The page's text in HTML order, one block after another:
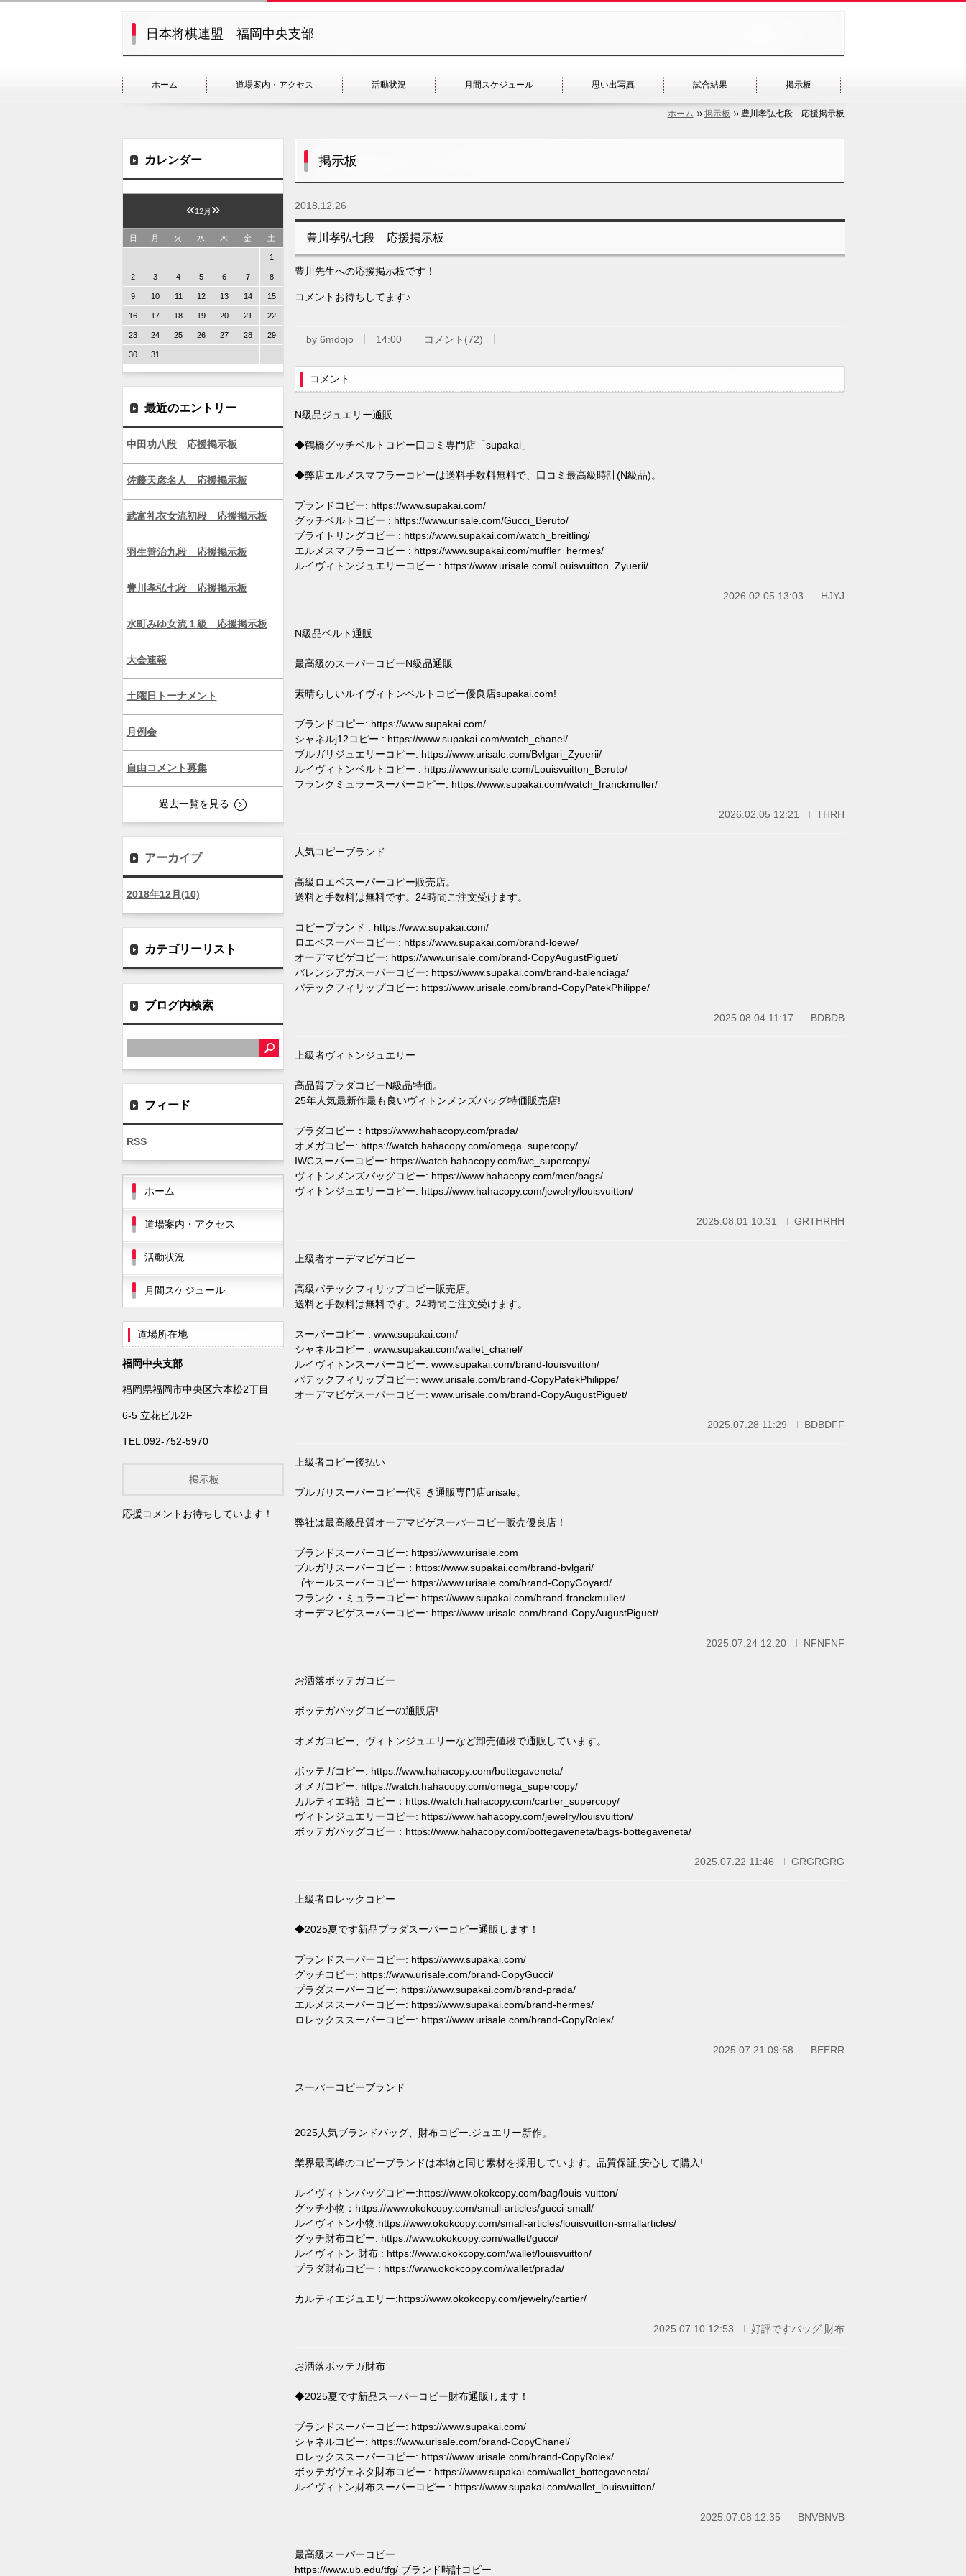
日本将棋連盟 福岡中央支部
ホーム 道場案内・アクセス 活動状況 月間スケジュール 思い出写真 試合結果 掲示板
ホーム 掲示板 豊川孝弘七段 応援掲示板
掲示板
2018.12.26
豊川孝弘七段 応援掲示板
豊川先生への応援掲示板です！
コメントお待ちしてます♪
by 6mdojo 14:00 コメント(72)
コメント
N級品ジュエリー通販
◆鶴橋グッチベルトコピー口コミ専門店「supakai」
◆弊店エルメスマフラーコピーは送料手数料無料で、口コミ最高級時計(N級品)。
ブランドコピー: https://www.supakai.com/
グッチベルトコピー : https://www.urisale.com/Gucci_Beruto/
ブライトリングコピー : https://www.supakai.com/watch_breitling/
エルメスマフラーコピー : https://www.supakai.com/muffler_hermes/
ルイヴィトンジュエリーコピー : https://www.urisale.com/Louisvuitton_Zyuerii/
2026.02.05 13:03 HJYJ
N級品ベルト通販
最高級のスーパーコピーN級品通販
素晴らしいルイヴィトンベルトコピー優良店supakai.com!
ブランドコピー: https://www.supakai.com/
シャネルj12コピー : https://www.supakai.com/watch_chanel/
ブルガリジュエリーコピー: https://www.urisale.com/Bvlgari_Zyuerii/
ルイヴィトンベルトコピー : https://www.urisale.com/Louisvuitton_Beruto/
フランクミュラースーパーコピー: https://www.supakai.com/watch_franckmuller/
2026.02.05 12:21 THRH
人気コピーブランド
高級ロエベスーパーコピー販売店。
送料と手数料は無料です。24時間ご注文受けます。
コピーブランド : https://www.supakai.com/
ロエベスーパーコピー : https://www.supakai.com/brand-loewe/
オーデマピゲコピー: https://www.urisale.com/brand-CopyAugustPiguet/
バレンシアガスーパーコピー: https://www.supakai.com/brand-balenciaga/
パテックフィリップコピー: https://www.urisale.com/brand-CopyPatekPhilippe/
2025.08.04 11:17 BDBDB
上級者ヴィトンジュエリー
高品質プラダコピーN級品特価。
25年人気最新作最も良いヴィトンメンズバッグ特価販売店!
プラダコピー：https://www.hahacopy.com/prada/
オメガコピー: https://watch.hahacopy.com/omega_supercopy/
IWCスーパーコピー: https://watch.hahacopy.com/iwc_supercopy/
ヴィトンメンズバッグコピー: https://www.hahacopy.com/men/bags/
ヴィトンジュエリーコピー: https://www.hahacopy.com/jewelry/louisvuitton/
2025.08.01 10:31 GRTHRHH
上級者オーデマピゲコピー
高級パテックフィリップコピー販売店。
送料と手数料は無料です。24時間ご注文受けます。
スーパーコピー : www.supakai.com/
シャネルコピー : www.supakai.com/wallet_chanel/
ルイヴィトンスーパーコピー: www.supakai.com/brand-louisvuitton/
パテックフィリップコピー: www.urisale.com/brand-CopyPatekPhilippe/
オーデマピゲスーパーコピー: www.urisale.com/brand-CopyAugustPiguet/
2025.07.28 11:29 BDBDFF
上級者コピー後払い
ブルガリスーパーコピー代引き通販専門店urisale。
弊社は最高級品質オーデマピゲスーパーコピー販売優良店！
ブランドスーパーコピー: https://www.urisale.com
ブルガリスーパーコピー：https://www.supakai.com/brand-bvlgari/
ゴヤールスーパーコピー: https://www.urisale.com/brand-CopyGoyard/
フランク・ミュラーコピー: https://www.supakai.com/brand-franckmuller/
オーデマピゲスーパーコピー: https://www.urisale.com/brand-CopyAugustPiguet/
2025.07.24 12:20 NFNFNF
お洒落ボッテガコピー
ボッテガバッグコピーの通販店!
オメガコピー、ヴィトンジュエリーなど卸売値段で通販しています。
ボッテガコピー: https://www.hahacopy.com/bottegaveneta/
オメガコピー: https://watch.hahacopy.com/omega_supercopy/
カルティエ時計コピー：https://watch.hahacopy.com/cartier_supercopy/
ヴィトンジュエリーコピー: https://www.hahacopy.com/jewelry/louisvuitton/
ボッテガバッグコピー：https://www.hahacopy.com/bottegaveneta/bags-bottegaveneta/
2025.07.22 11:46 GRGRGRG
上級者ロレックコピー
◆2025夏です新品プラダスーパーコピー通販します！
ブランドスーパーコピー: https://www.supakai.com/
グッチコピー: https://www.urisale.com/brand-CopyGucci/
プラダスーパーコピー: https://www.supakai.com/brand-prada/
エルメススーパーコピー: https://www.supakai.com/brand-hermes/
ロレックススーパーコピー: https://www.urisale.com/brand-CopyRolex/
2025.07.21 09:58 BEERR
スーパーコピーブランド
2025人気ブランドバッグ、財布コピー.ジュエリー新作。
業界最高峰のコピーブランドは本物と同じ素材を採用しています。品質保証,安心して購入!
ルイヴィトンバッグコピー:https://www.okokcopy.com/bag/louis-vuitton/
グッチ小物：https://www.okokcopy.com/small-articles/gucci-small/
ルイヴィトン小物:https://www.okokcopy.com/small-articles/louisvuitton-smallarticles/
グッチ財布コピー: https://www.okokcopy.com/wallet/gucci/
ルイヴィトン 財布 : https://www.okokcopy.com/wallet/louisvuitton/
プラダ財布コピー : https://www.okokcopy.com/wallet/prada/
カルティエジュエリー:https://www.okokcopy.com/jewelry/cartier/
2025.07.10 12:53 好評ですバッグ 財布
お洒落ボッテガ財布
◆2025夏です新品スーパーコピー財布通販します！
ブランドスーパーコピー: https://www.supakai.com/
シャネルコピー: https://www.urisale.com/brand-CopyChanel/
ロレックススーパーコピー: https://www.urisale.com/brand-CopyRolex/
ボッテガヴェネタ財布コピー : https://www.supakai.com/wallet_bottegaveneta/
ルイヴィトン財布スーパーコピー : https://www.supakai.com/wallet_louisvuitton/
2025.07.08 12:35 BNVBNVB
最高級スーパーコピー
https://www.ub.edu/tfg/ ブランド時計コピー
カレンダー
«12月 »
日 月 火 水 木 金 土
1
2 3 4 5 6 7 8
9 10 11 12 13 14 15
16 17 18 19 20 21 22
23 24 25 26 27 28 29
30 31
最近のエントリー
中田功八段 応援掲示板
佐藤天彦名人 応援掲示板
武富礼衣女流初段 応援掲示板
羽生善治九段 応援掲示板
豊川孝弘七段 応援掲示板
水町みゆ女流１級 応援掲示板
大会速報
土曜日トーナメント
月例会
自由コメント募集
過去一覧を見る
アーカイブ
2018年12月(10)
カテゴリーリスト
ブログ内検索
フィード
RSS
ホーム
道場案内・アクセス
活動状況
月間スケジュール
道場所在地
福岡中央支部
福岡県福岡市中央区六本松2丁目
6-5 立花ビル2F
TEL:092-752-5970
掲示板
応援コメントお待ちしています！